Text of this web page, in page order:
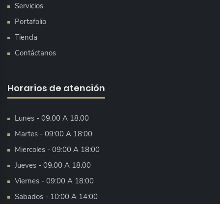
Servicios
Portafolio
Tienda
Contáctanos
Horarios de atención
Lunes - 09:00 A 18:00
Martes - 09:00 A 18:00
Miercoles - 09:00 A 18:00
Jueves - 09:00 A 18:00
Viernes - 09:00 A 18:00
Sabados - 10:00 A 14:00